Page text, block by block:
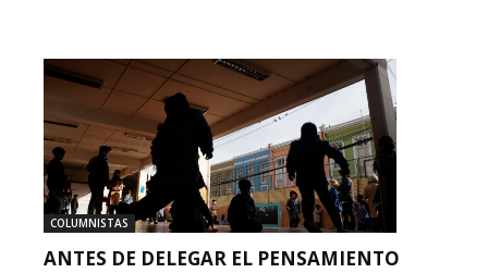
COLUMNISTAS
ANTES DE DELEGAR EL PENSAMIENTO